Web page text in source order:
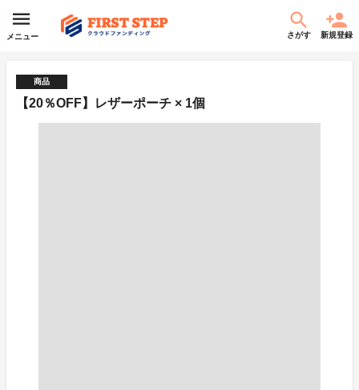
メニュー さがす 新規登録
商品
【20％OFF】レザーポーチ × 1個